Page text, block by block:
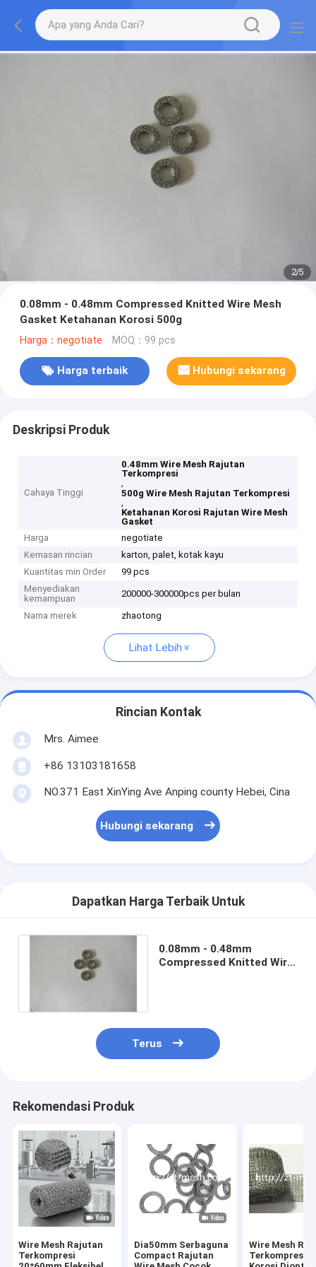
2/5
0.08mm - 0.48mm Compressed Knitted Wire Mesh
Gasket Ketahanan Korosi 500g
Harga：negotiate MOQ：99 pcs
Harga terbaik Hubungi sekarang
Deskripsi Produk
Cahaya Tinggi
0.48mm Wire Mesh Rajutan
Terkompresi
,
500g Wire Mesh Rajutan Terkompresi
,
Ketahanan Korosi Rajutan Wire Mesh
Gasket
Harga
negotiate
Kemasan rincian
karton, palet, kotak kayu
Kuantitas min Order
99 pcs
Menyediakan
kemampuan
200000-300000pcs per bulan
Nama merek zhaotong
Lihat Lebih
Rincian Kontak
Mrs. Aimee
+86 13103181658
NO.371 East XinYing Ave Anping county Hebei, Cina
Hubungi sekarang
Dapatkan Harga Terbaik Untuk
0.08mm - 0.48mm
Compressed Knitted Wire
Terus
Rekomendasi Produk
Wire Mesh Rajutan
Terkompresi
Dia50mm Serbaguna
Compact Rajutan
Wire Mesh
Terkompresi